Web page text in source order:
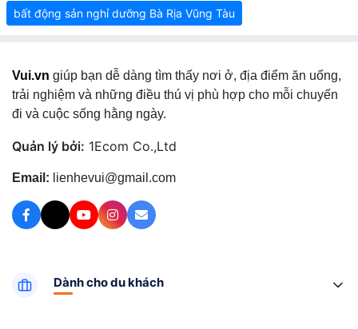
bất động sản nghỉ dưỡng Bà Rịa Vũng Tàu
Vui.vn giúp bạn dễ dàng tìm thấy nơi ở, địa điểm ăn uống,
trải nghiệm và những điều thú vị phù hợp cho mỗi chuyến
đi và cuộc sống hằng ngày.
Quản lý bởi: 1Ecom Co.,Ltd
Email: lienhevui@gmail.com
Dành cho du khách